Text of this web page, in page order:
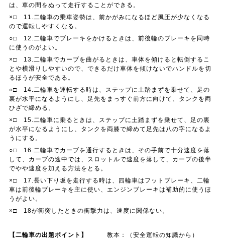
は、車の間をぬって走行することができる。
×□ 11.二輪車の乗車姿勢は、前かがみになるほど風圧が少なくなる
ので運転しやすくなる。
○□ 12.二輪車でブレーキをかけるときは、前後輪のブレーキを同時
に使うのがよい。
×□ 13.二輪車でカーブを曲がるときは、車体を傾けると転倒するこ
とや横滑りしやすいので、できるだけ車体を傾けないでハンドルを切
るほうが安全である。
○□ 14.二輪車を運転する時は、ステップに土踏まずを乗せて、足の
裏が水平になるようにし、足先をまっすぐ前方に向けて、タンクを両
ひざで締める。
×□ 15.二輪車に乗るときは、ステップに土踏まずを乗せて、足の裏
が水平になるようにし、タンクを両膝で締めて足先は八の字になるよ
うにする。
○□ 16.二輪車でカーブを通行するときは、その手前で十分速度を落
して、カーブの途中では、スロットルで速度を落して、カーブの後半
でやや速度を加える方法をとる。
×□ 17.長い下り坂を走行する時は、四輪車はフットブレーキ、二輪
車は前後輪ブレーキを主に使い、エンジンブレーキは補助的に使うほ
うがよい。
×□ 18が衝突したときの衝撃力は、速度に関係ない。
【二輪車の出題ポイント】 教本：（安全運転の知識から）